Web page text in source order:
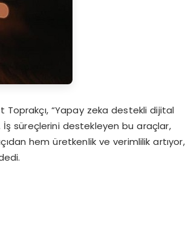
Toprakçı, “Yapay zeka destekli dijital
İş süreçlerini destekleyen bu araçlar,
hem üretkenlik ve verimlilik artıyor,